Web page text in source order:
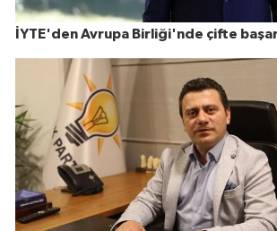
İYTE'den Avrupa Birliği'nde çifte